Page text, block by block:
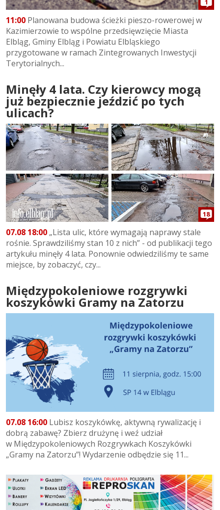
1
11:00 Planowana budowa ścieżki pieszo-rowerowej w
Kazimierzowie to wspólne przedsięwzięcie Miasta
Elbląg, Gminy Elbląg i Powiatu Elbląskiego
przygotowane w ramach Zintegrowanych Inwestycji
Terytorialnych...
Minęły 4 lata. Czy kierowcy mogą
już bezpiecznie jeździć po tych
ulicach?
18
07.08 18:00 „Lista ulic, które wymagają naprawy stale
rośnie. Sprawdziliśmy stan 10 z nich” - od publikacji tego
artykułu minęły 4 lata. Ponownie odwiedziliśmy te same
miejsce, by zobaczyć, czy...
Międzypokoleniowe rozgrywki
koszykówki Gramy na Zatorzu
07.08 16:00 Lubisz koszykówkę, aktywną rywalizację i
dobrą zabawę? Zbierz drużynę i weź udział
w Międzypokoleniowych Rozgrywkach Koszykówki
„Gramy na Zatorzu”! Wydarzenie odbędzie się 11...